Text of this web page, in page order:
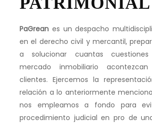
PaGrean es un despacho
en el derecho civil y mercantil,
a solucionar cuantas
mercado inmobiliario
clientes. Ejercemos la
relación a lo anteriormente
nos empleamos a fondo para
procedimiento judicial en pro de